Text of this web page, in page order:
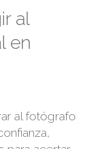
al
en
al fotógrafo